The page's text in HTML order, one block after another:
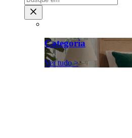
Categoria
Ver tudo >